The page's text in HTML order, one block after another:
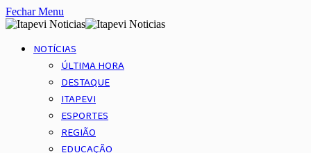
Fechar Menu
NOTÍCIAS
ÚLTIMA HORA
DESTAQUE
ITAPEVI
ESPORTES
REGIÃO
EDUCAÇÃO